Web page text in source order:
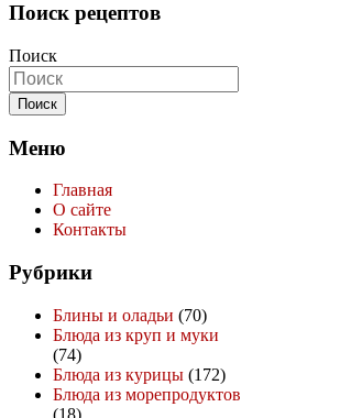
Поиск рецептов
Поиск
Меню
Главная
О сайте
Контакты
Рубрики
Блины и оладьи (70)
Блюда из круп и муки
(74)
Блюда из курицы (172)
Блюда из морепродуктов
(18)